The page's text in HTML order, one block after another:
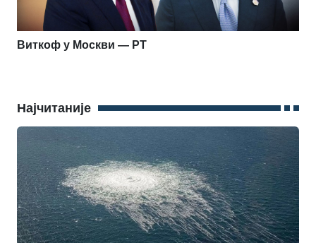
Виткоф у Москви — РТ
Најчитаније